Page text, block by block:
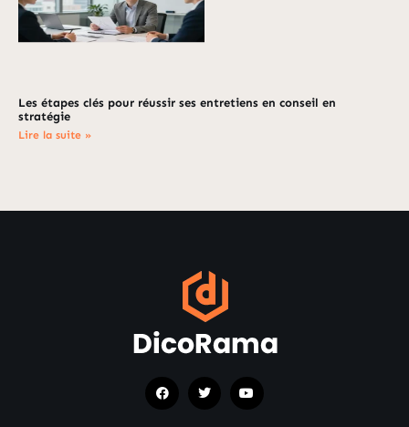
Les étapes clés pour réussir ses entretiens en conseil en
stratégie
Lire la suite »